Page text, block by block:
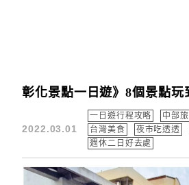
彰化景點一日遊》8個景點
2022.03.01
一日遊行程攻略 中部
台灣美食
夜市吃透透
週休二日好去處